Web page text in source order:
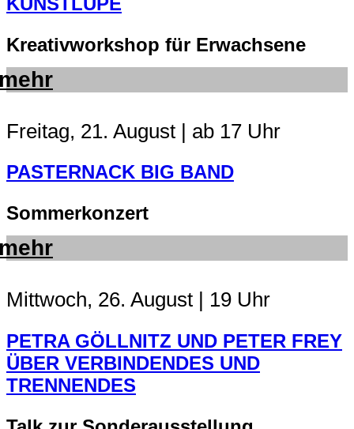
Kreativworkshop für Erwachsene
Freitag, 21. August | ab 17 Uhr
PASTERNACK BIG BAND
Sommerkonzert
Mittwoch, 26. August | 19 Uhr
PETRA GÖLLNITZ UND PETER FREY
ÜBER VERBINDENDES UND
TRENNENDES